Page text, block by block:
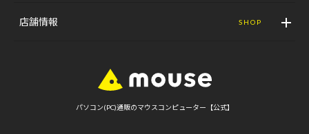
店舗情報 SHOP
パソコン(PC)通販のマウスコンピューター【公式】